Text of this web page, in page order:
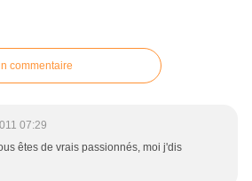
commentaire
07:29
êtes de vrais passionnés, moi j'dis